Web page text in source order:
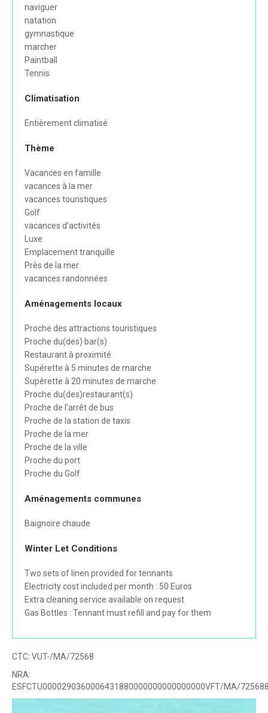
naviguer
natation
gymnastique
marcher
Paintball
Tennis
Climatisation
Entièrement climatisé
Thème
Vacances en famille
vacances à la mer
vacances touristiques
Golf
vacances d'activités
Luxe
Emplacement tranquille
Près de la mer
vacances randonnées
Aménagements locaux
Proche des attractions touristiques
Proche du(des) bar(s)
Restaurant à proximité
Supérette à 5 minutes de marche
Supérette à 20 minutes de marche
Proche du(des)restaurant(s)
Proche de l’arrêt de bus
Proche de la station de taxis
Proche de la mer
Proche de la ville
Proche du port
Proche du Golf
Aménagements communes
Baignoire chaude
Winter Let Conditions
Two sets of linen provided for tennants
Electricity cost included per month : 50 Euros
Extra cleaning service available on request
Gas Bottles : Tennant must refill and pay for them
CTC: VUT-/MA/72568
NRA:
ESFCTU0000290360006431880000000000000000VFT/MA/